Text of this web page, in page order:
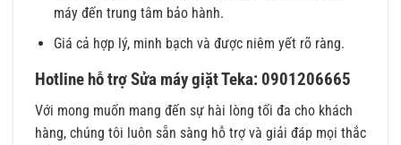
máy đến trung tâm bảo hành.
Giá cả hợp lý, minh bạch và được niêm yết rõ ràng.
Hotline hỗ trợ Sửa máy giặt Teka: 0901206665
Với mong muốn mang đến sự hài lòng tối đa cho khách
hàng, chúng tôi luôn sẵn sàng hỗ trợ và giải đáp mọi thắc